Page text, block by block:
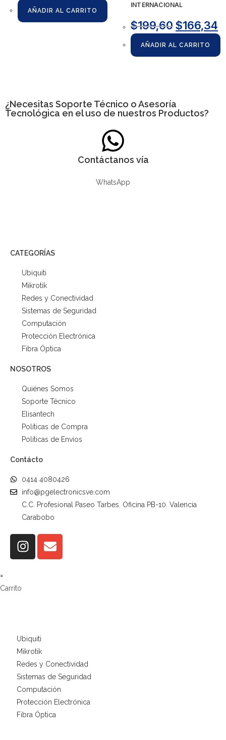
AÑADIR AL CARRITO
INTERNACIONAL
$199,60$166,34
AÑADIR AL CARRITO
¿Necesitas Soporte Técnico o Asesoría
Tecnológica en el uso de nuestros Productos?
Contáctanos vía
WhatsApp
CATEGORÍAS
Ubiquiti
Mikrotik
Redes y Conectividad
Sistemas de Seguridad
Computación
Protección Electrónica
Fibra Óptica
NOSOTROS
Quiénes Somos
Soporte Técnico
Elisantech
Políticas de Compra
Políticas de Envíos
Contácto
0414 4080426
info@pgelectronicsve.com
C.C. Profesional Paseo Tarbes. Oficina PB-10. Valencia
Carabobo
×
Carrito
Ubiquiti
Mikrotik
Redes y Conectividad
Sistemas de Seguridad
Computación
Protección Electrónica
Fibra Óptica